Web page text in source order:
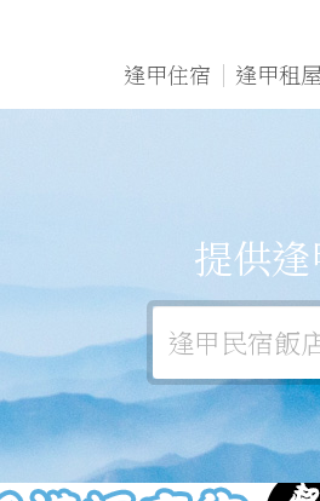
逢甲住宿 逢甲租屋
提供